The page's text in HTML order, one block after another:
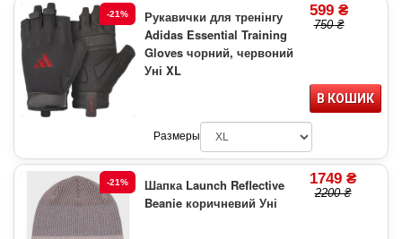
-21%
Рукавички для тренінгу
Adidas Essential Training
Gloves чорний, червоний
Уні XL
599 ₴
750 ₴
В КОШИК
Размеры
-21%
Шапка Launch Reflective
Beanie коричневий Уні
1749 ₴
2200 ₴